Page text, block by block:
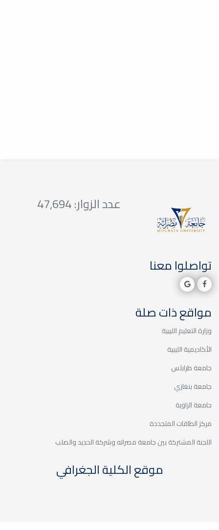
خدمة المجتمع والتعليم المستمر
عدد الزوار: 47,694
تواصلوا معنا
مواقع ذات صلة
وزارة التعليم الليبية
الأكاديمية الليبية
جامعة طرابلس
جامعة بنغازي
جامعة الزاوية
مركز الطاقات المتجددة
اللجنة المشتركة بين جامعة مصراته وشركة الحديد والصلب
موقع الكلية الجغرافي